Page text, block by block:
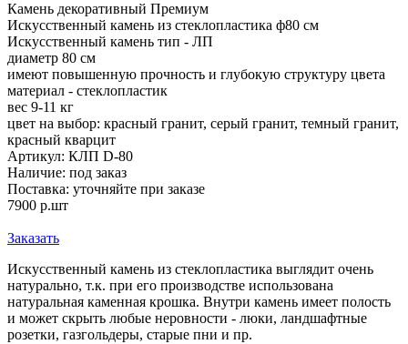
Камень декоративный Премиум
Искусственный камень из стеклопластика ф80 см
Искусственный камень тип - ЛП
диаметр 80 см
имеют повышенную прочность и глубокую структуру цвета
материал - стеклопластик
вес 9-11 кг
цвет на выбор: красный гранит, серый гранит, темный гранит,
красный кварцит
Артикул: КЛП D-80
Наличие: под заказ
Поставка: уточняйте при заказе
7900 р.шт
Заказать
Искусственный камень из стеклопластика выглядит очень
натурально, т.к. при его производстве использована
натуральная каменная крошка. Внутри камень имеет полость
и может скрыть любые неровности - люки, ландшафтные
розетки, газгольдеры, старые пни и пр.